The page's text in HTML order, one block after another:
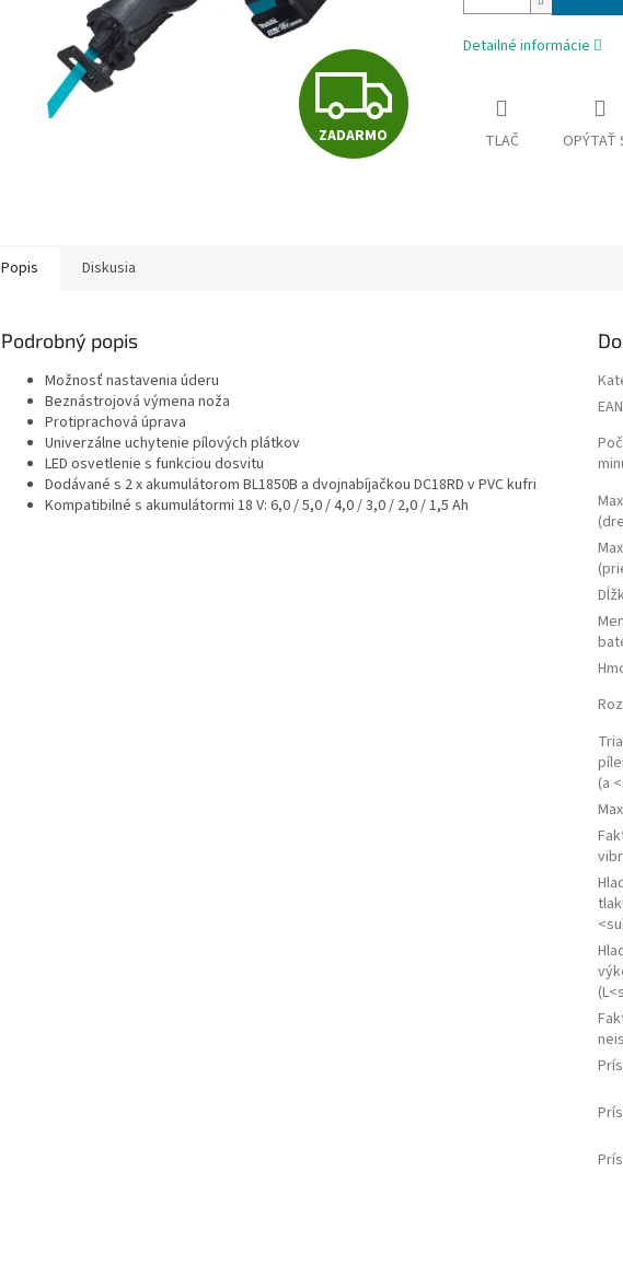
Z
A
M
ZADARMO
Detailné informácie
TLAČ OPÝTAŤ
Popis Diskusia
Podrobný popis
Možnosť nastavenia úderu
Beznástrojová výmena noža
Protiprachová úprava
Univerzálne uchytenie pílových plátkov
LED osvetlenie s funkciou dosvitu
Dodávané s 2 x akumulátorom BL1850B a dvojnabíjačkou DC18RD v PVC kufri
Kompatibilné s akumulátormi 18 V: 6,0 / 5,0 / 4,0 / 3,0 / 2,0 / 1,5 Ah
EAN
(a